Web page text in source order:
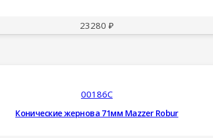
23280 ₽
00186C
Конические жернова 71мм Mazzer Robur